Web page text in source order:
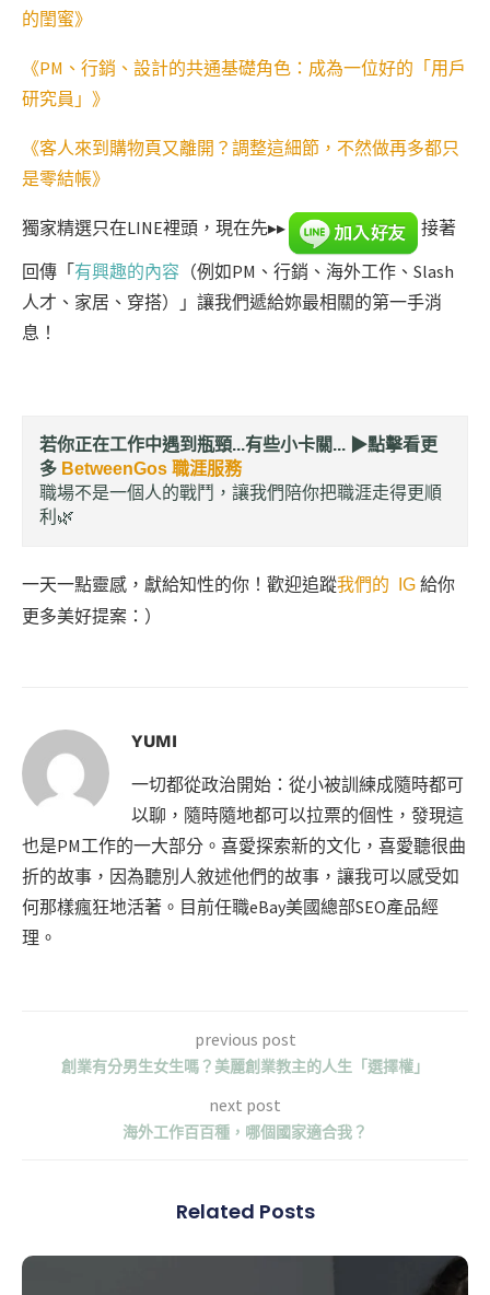
的閨蜜》
《PM、行銷、設計的共通基礎角色：成為一位好的「用戶
研究員」》
《客人來到購物頁又離開？調整這細節，不然做再多都只
是零結帳》
獨家精選只在LINE裡頭，現在先▸▸
接著
回傳「 有興趣的內容 （例如PM、行銷、海外工作、Slash
人才、家居、穿搭）」讓我們遞給妳最相關的第一手消
息！
若你正在工作中遇到瓶頸...有些小卡關... ▶︎點擊看更
多 BetweenGos 職涯服務
職場不是一個人的戰鬥，讓我們陪你把職涯走得更順
利🌿
一天一點靈感，獻給知性的你！歡迎追蹤我們的 IG 給你
更多美好提案：）
YUMI
一切都從政治開始：從小被訓練成隨時都可
以聊，隨時隨地都可以拉票的個性，發現這
也是PM工作的一大部分。喜愛探索新的文化，喜愛聽很曲
折的故事，因為聽別人敘述他們的故事，讓我可以感受如
何那樣瘋狂地活著。目前任職eBay美國總部SEO產品經
理。
previous post
創業有分男生女生嗎？美麗創業教主的人生「選擇權」
next post
海外工作百百種，哪個國家適合我？
Related Posts